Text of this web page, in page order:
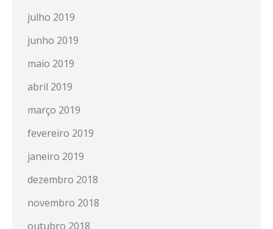
julho 2019
junho 2019
maio 2019
abril 2019
março 2019
fevereiro 2019
janeiro 2019
dezembro 2018
novembro 2018
outubro 2018